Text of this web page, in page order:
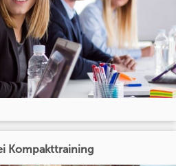
Kompakttraining